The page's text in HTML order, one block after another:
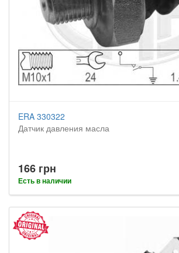
ERA 330322
Датчик давления масла
166 грн
Есть в наличии